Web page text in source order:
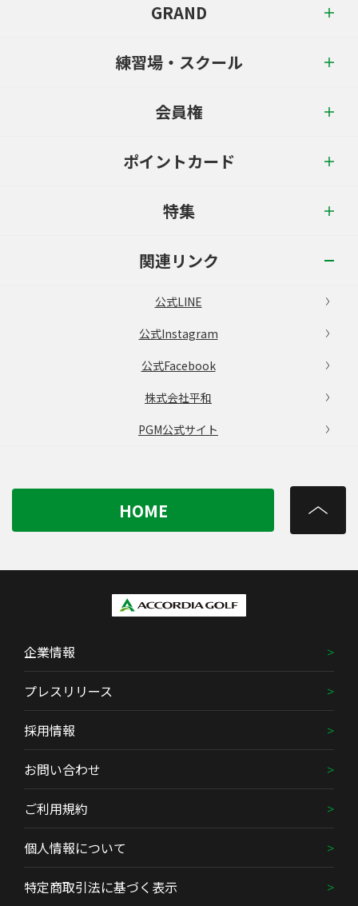
GRAND
練習場・スクール
会員権
ポイントカード
特集
関連リンク
公式LINE
公式Instagram
公式Facebook
株式会社平和
PGM公式サイト
HOME
企業情報
プレスリリース
採用情報
お問い合わせ
ご利用規約
個人情報について
特定商取引法に基づく表示